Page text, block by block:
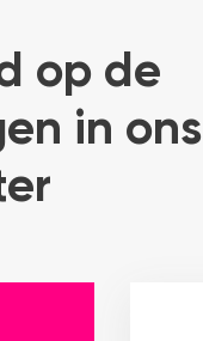
op de
in ons